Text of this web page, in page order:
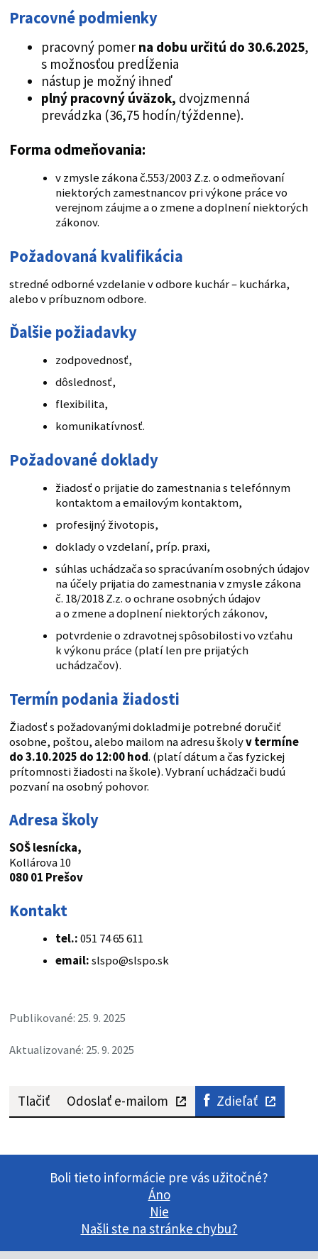
Pracovné podmienky
pracovný pomer na dobu určitú do 30.6.2025,
s možnosťou predĺženia
nástup je možný ihneď
plný pracovný úväzok, dvojzmenná
prevádzka (36,75 hodín/týždenne).
Forma odmeňovania:
v zmysle zákona č.553/2003 Z.z. o odmeňovaní
niektorých zamestnancov pri výkone práce vo
verejnom záujme a o zmene a doplnení niektorých
zákonov.
Požadovaná kvalifikácia
stredné odborné vzdelanie v odbore kuchár – kuchárka,
alebo v príbuznom odbore.
Ďalšie požiadavky
zodpovednosť,
dôslednosť,
flexibilita,
komunikatívnosť.
Požadované doklady
žiadosť o prijatie do zamestnania s telefónnym
kontaktom a emailovým kontaktom,
profesijný životopis,
doklady o vzdelaní, príp. praxi,
súhlas uchádzača so spracúvaním osobných údajov
na účely prijatia do zamestnania v zmysle zákona
č. 18/2018 Z.z. o ochrane osobných údajov
a o zmene a doplnení niektorých zákonov,
potvrdenie o zdravotnej spôsobilosti vo vzťahu
k výkonu práce (platí len pre prijatých
uchádzačov).
Termín podania žiadosti
Žiadosť s požadovanými dokladmi je potrebné doručiť
osobne, poštou, alebo mailom na adresu školyv termíne
do 3.10.2025 do 12:00 hod. (platí dátum a čas fyzickej
prítomnosti žiadosti na škole). Vybraní uchádzači budú
pozvaní na osobný pohovor.
Adresa školy
SOŠ lesnícka,
Kollárova 10
080 01 Prešov
Kontakt
tel.:051 74 65 611
email:slspo@slspo.sk
Publikované: 25. 9. 2025
Aktualizované: 25. 9. 2025
Tlačiť Odoslať e-mailom Zdieľať
Boli tieto informácie pre vás užitočné?
Áno
Nie
Našli ste na stránke chybu?